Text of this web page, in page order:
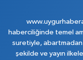
haberciliğinde temel
suretiyle, abartmadan
şekilde ve yayın